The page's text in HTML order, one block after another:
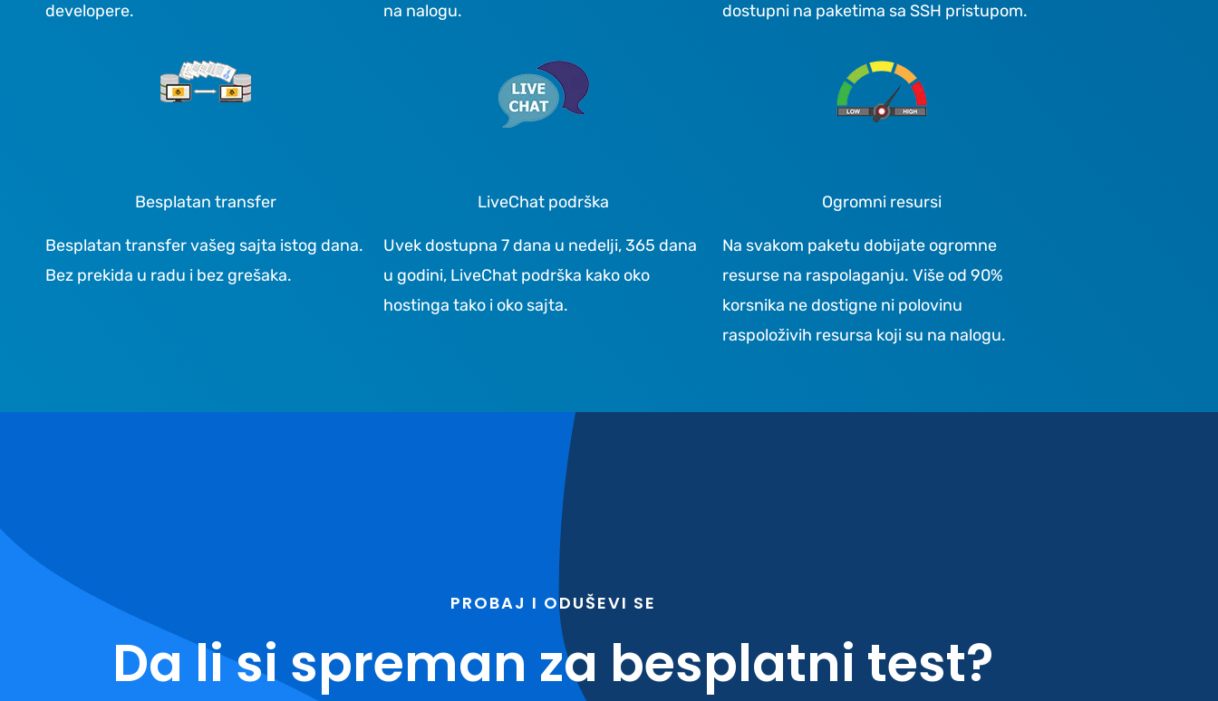
developere.
na nalogu.
dostupni na paketima sa SSH pristupom.
Besplatan transfer
Besplatan transfer vašeg sajta istog dana.
Bez prekida u radu i bez grešaka.
LiveChat podrška
Uvek dostupna 7 dana u nedelji, 365 dana
u godini, LiveChat podrška kako oko
hostinga tako i oko sajta.
Ogromni resursi
Na svakom paketu dobijate ogromne
resurse na raspolaganju. Više od 90%
korsnika ne dostigne ni polovinu
raspoloživih resursa koji su na nalogu.
PROBAJ I ODUŠEVI SE
Da li si spreman za besplatni test?